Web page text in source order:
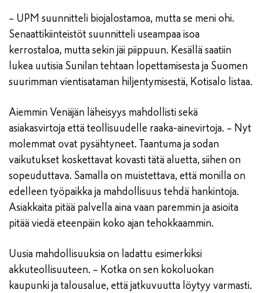
– UPM suunnitteli biojalostamoa, mutta se meni ohi.
Senaattikiinteistöt suunnitteli useampaa isoa
kerrostaloa, mutta sekin jäi piippuun. Kesällä saatiin
lukea uutisia Sunilan tehtaan lopettamisesta ja Suomen
suurimman vientisataman hiljentymisestä, Kotisalo listaa.
Aiemmin Venäjän läheisyys mahdollisti sekä
asiakasvirtoja että teollisuudelle raaka-ainevirtoja. – Nyt
molemmat ovat pysähtyneet. Taantuma ja sodan
vaikutukset koskettavat kovasti tätä aluetta, siihen on
sopeuduttava. Samalla on muistettava, että monilla on
edelleen työpaikka ja mahdollisuus tehdä hankintoja.
Asiakkaita pitää palvella aina vaan paremmin ja asioita
pitää viedä eteenpäin koko ajan tehokkaammin.
Uusia mahdollisuuksia on ladattu esimerkiksi
akkuteollisuuteen. – Kotka on sen kokoluokan
kaupunki ja talousalue, että jatkuvuutta löytyy varmasti.